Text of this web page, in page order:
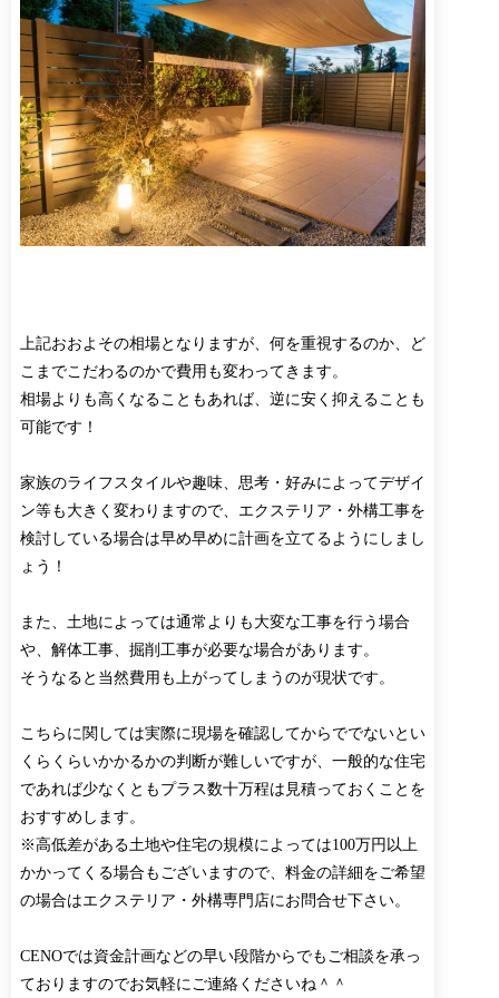
上記おおよその相場となりますが、何を重視するのか、ど
こまでこだわるのかで費用も変わってきます。
相場よりも高くなることもあれば、逆に安く抑えることも
可能です！
家族のライフスタイルや趣味、思考・好みによってデザイ
ン等も大きく変わりますので、エクステリア・外構工事を
検討している場合は早め早めに計画を立てるようにしまし
ょう！
また、土地によっては通常よりも大変な工事を行う場合
や、解体工事、掘削工事が必要な場合があります。
そうなると当然費用も上がってしまうのが現状です。
こちらに関しては実際に現場を確認してからででないとい
くらくらいかかるかの判断が難しいですが、一般的な住宅
であれば少なくともプラス数十万程は見積っておくことを
おすすめします。
※高低差がある土地や住宅の規模によっては100万円以上
かかってくる場合もございますので、料金の詳細をご希望
の場合はエクステリア・外構専門店にお問合せ下さい。
CENOでは資金計画などの早い段階からでもご相談を承っ
ておりますのでお気軽にご連絡くださいね＾＾